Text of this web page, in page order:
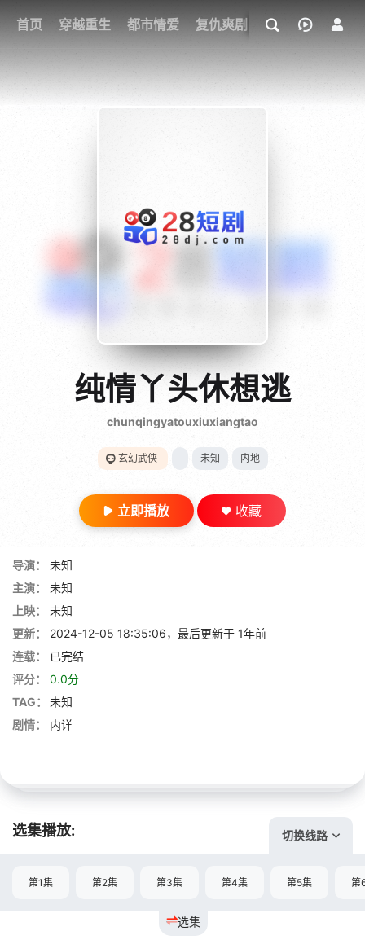
首页 穿越重生 都市情爱 复仇爽剧 玄幻武侠 奇幻
我的观影记录
{if condition="$obj.vod_points
gt 0"}
28短剧
纯情丫头休想逃
chunqingyatouxiuxiangtao
玄幻武侠 未知 内地
立即播放 收藏
导演：
未知
主演：
未知
上映：
未知
更新：
2024-12-05 18:35:06，最后更新于 1年前
连载：
已完结
评分：
0.0分
TAG：
未知
剧情：
内详
选集播放: 切换线路
选集
第1集 第2集 第3集 第4集 第5集 第